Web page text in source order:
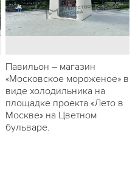
Павильон – магазин
«Московское мороженое» в
виде холодильника на
площадке проекта «Лето в
Москве» на Цветном
бульваре.